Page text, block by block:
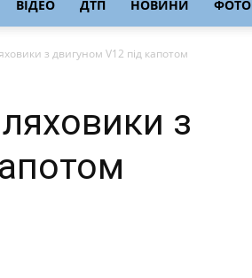
ВІДЕО ДТП НОВИНИ ФОТО
з двигуном V12 під капотом
з